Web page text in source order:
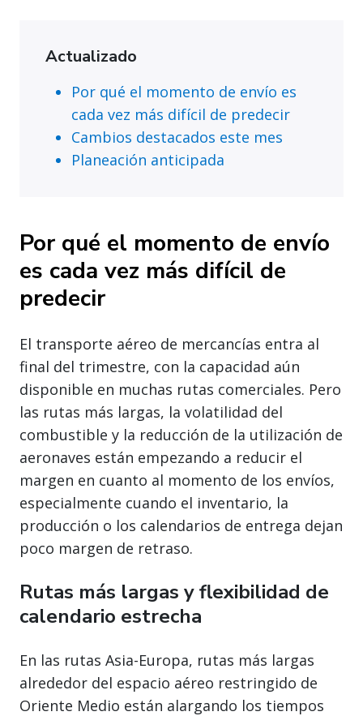
Actualizado
Por qué el momento de envío es
cada vez más difícil de predecir
Cambios destacados este mes
Planeación anticipada
Por qué el momento de envío
es cada vez más difícil de
predecir
El transporte aéreo de mercancías entra al
final del trimestre, con la capacidad aún
disponible en muchas rutas comerciales. Pero
las rutas más largas, la volatilidad del
combustible y la reducción de la utilización de
aeronaves están empezando a reducir el
margen en cuanto al momento de los envíos,
especialmente cuando el inventario, la
producción o los calendarios de entrega dejan
poco margen de retraso.
Rutas más largas y flexibilidad de
calendario estrecha
En las rutas Asia-Europa, rutas más largas
alrededor del espacio aéreo restringido de
Oriente Medio están alargando los tiempos